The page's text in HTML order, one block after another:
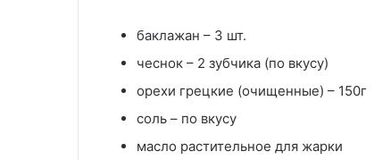
баклажан – 3 шт.
чеснок – 2 зубчика (по вкусу)
орехи грецкие (очищенные) – 150г
соль – по вкусу
масло растительное для жарки